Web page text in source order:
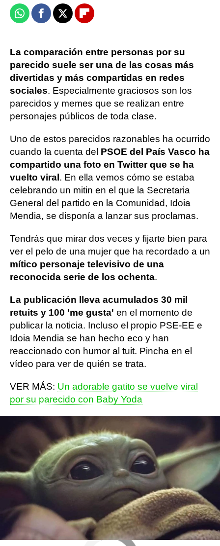
WhatsappFacebook
X Flipboard
La comparación entre personas por su
parecido suele ser una de las cosas más
divertidas y más compartidas en redes
sociales. Especialmente graciosos son los
parecidos y memes que se realizan entre
personajes públicos de toda clase.
Uno de estos parecidos razonables ha ocurrido
cuando la cuenta del PSOE del País Vasco ha
compartido una foto en Twitter que se ha
vuelto viral . En ella vemos cómo se estaba
celebrando un mitin en el que la Secretaria
General del partido en la Comunidad, Idoia
Mendia, se disponía a lanzar sus proclamas.
Tendrás que mirar dos veces y fijarte bien para
ver el pelo de una mujer que ha recordado a un
mítico personaje televisivo de una
reconocida serie de los ochenta.
La publicación lleva acumulados 30 mil
retuits y 100 'me gusta' en el momento de
publicar la noticia. Incluso el propio PSE-EE e
Idoia Mendia se han hecho eco y han
reaccionado con humor al tuit. Pincha en el
vídeo para ver de quién se trata.
VER MÁS: Un adorable gatito se vuelve viral
por su parecido con Baby Yoda
Más sobre este tema:
Twitter